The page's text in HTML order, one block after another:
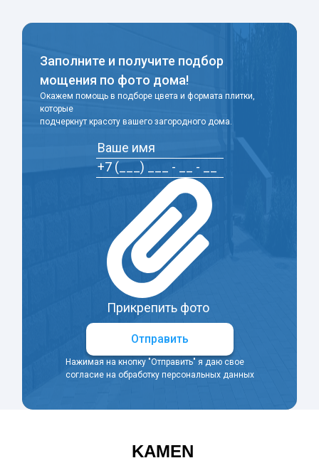
Заполните и получите подбор
мощения по фото дома!
Окажем помощь в подборе цвета и формата плитки,
которые
подчеркнут красоту вашего загородного дома.
Прикрепить фото
Отправить
Нажимая на кнопку "Отправить" я даю свое
согласие на обработку персональных данных
KAMEN